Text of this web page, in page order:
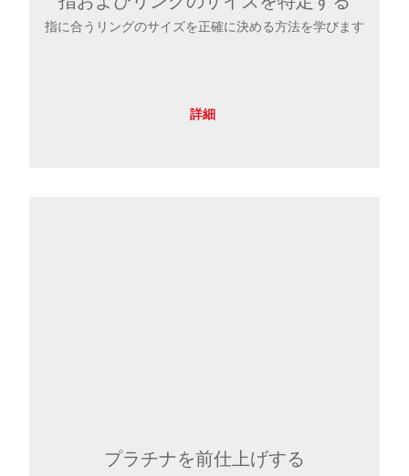
指に合うリングのサイズを正確に決める方法を学びます
詳細
プラチナを前仕上げする